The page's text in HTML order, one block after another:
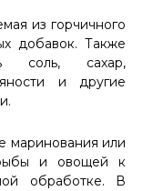
из горчичного
добавок. Также
соль, сахар,
и другие
маринования или
и овощей к
обработке. В